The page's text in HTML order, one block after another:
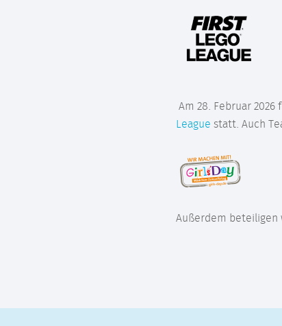
Am 28. Februar
League statt. Auch
Außerdem beteiligen